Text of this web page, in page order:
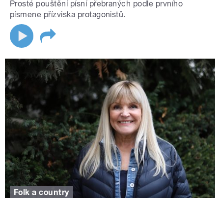
Prosté pouštění písní přebraných podle prvního
písmene přízviska protagonistů.
Folk a country